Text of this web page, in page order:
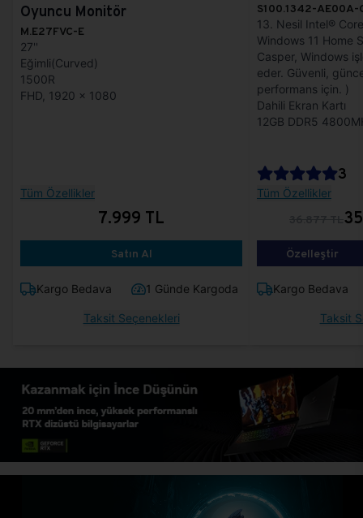
Oyuncu Monitör
M.E27FVC-E
27''
Eğimli(Curved)
1500R
FHD, 1920 x 1080
Tüm Özellikler
7.999 TL
Satın Al
Kargo Bedava 1 Günde Kargoda
Taksit Seçenekleri
S100.1342-AE00A-
13. Nesil Intel®
Windows 11 Home
Casper, Windows
eder. Güvenli,
performans için. )
Dahili Ekran Kartı
12GB DDR5
3
Tüm Özellikler
Özelleştir
Kargo Bedava
Taksit